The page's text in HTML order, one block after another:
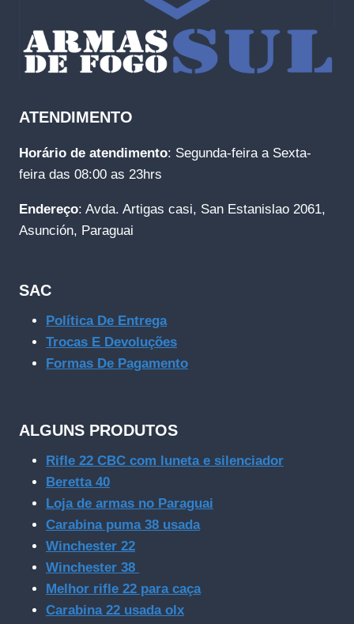
ATENDIMENTO
Horário de atendimento: Segunda-feira a Sexta-
feira das 08:00 as 23hrs
Endereço: Avda. Artigas casi, San Estanislao 2061,
Asunción, Paraguai
SAC
Política De Entrega
Trocas E Devoluções
Formas De Pagamento
ALGUNS PRODUTOS
Rifle 22 CBC com luneta e silenciador
Beretta 40
Loja de armas no Paraguai
Carabina puma 38 usada
Winchester 22
Winchester 38
Melhor rifle 22 para caça
Carabina 22 usada olx